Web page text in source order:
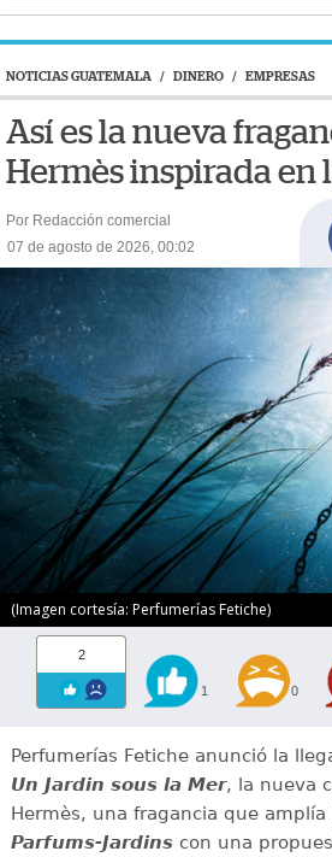
NOTICIAS GUATEMALA / DINERO / EMPRESAS
Así es la nueva
Hermès inspirada en
Por Redacción comercial
07 de agosto de 2026, 00:02
(Imagen cortesía: Perfumerías Fetiche)
2
1 0
Perfumerías Fetiche anunció la
Un Jardin sous la Mer, la nueva
Hermès, una fragancia que amplía
Parfums-Jardinscon una